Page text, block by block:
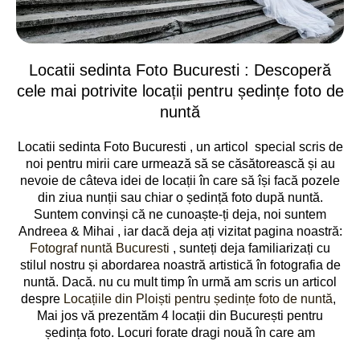
Locatii sedinta Foto Bucuresti : Descoperă
cele mai potrivite locații pentru ședințe foto de
nuntă
Locatii sedinta Foto Bucuresti , un articol special scris de
noi pentru mirii care urmează să se căsătorească și au
nevoie de câteva idei de locații în care să își facă pozele
din ziua nunții sau chiar o ședință foto după nuntă.
Suntem convinși că ne cunoaște-ți deja, noi suntem
Andreea & Mihai , iar dacă deja ați vizitat pagina noastră:
Fotograf nuntă Bucuresti , sunteți deja familiarizați cu
stilul nostru și abordarea noastră artistică în fotografia de
nuntă. Dacă. nu cu mult timp în urmă am scris un articol
despre Locațiile din Ploiști pentru ședințe foto de nuntă,
Mai jos vă prezentăm 4 locații din București pentru
ședința foto. Locuri forate dragi nouă în care am